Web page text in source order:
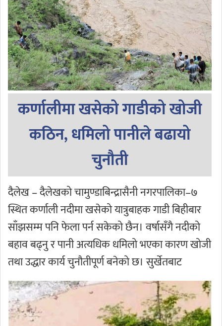
कर्णालीमा खसेको गाडीको खोजी
कठिन, धमिलो पानीले बढायो
चुनौती
दैलेख – दैलेखको चामुण्डाबिन्द्रासैनी नगरपालिका–७
स्थित कर्णाली नदीमा खसेको यात्रुबाहक गाडी बिहीबार
साँझसम्म पनि फेला पर्न सकेको छैन। वर्षासँगै नदीको
बहाव बढ्नु र पानी अत्यधिक धमिलो भएका कारण खोजी
तथा उद्धार कार्य चुनौतीपूर्ण बनेको छ। सुर्खेतबाट